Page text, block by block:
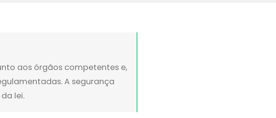
aos órgãos competentes e,
A segurança
lei.